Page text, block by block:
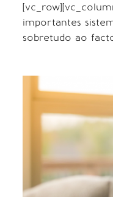
importantes
sobretudo ao